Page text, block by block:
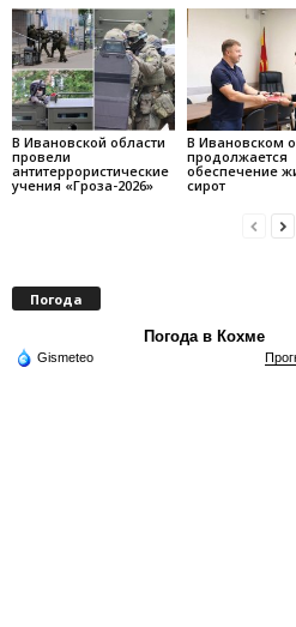
В Ивановской области
провели
антитеррористические
учения «Гроза-2026»
В Ивановском
продолжается
обеспечение
сирот
Погода
Погода в Кохме
Gismeteo